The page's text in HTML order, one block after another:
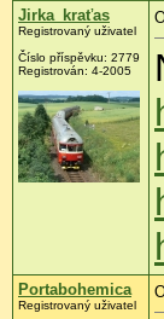
Jirka_kraťas
Registrovaný uživatel
Číslo příspěvku: 2779
Registrován: 4-2005
Portabohemica
Registrovaný uživatel